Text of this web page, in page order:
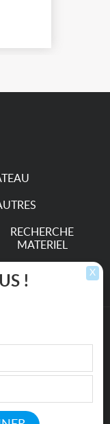
RECHERCHE
MATERIEL
Partenaires|
X
!